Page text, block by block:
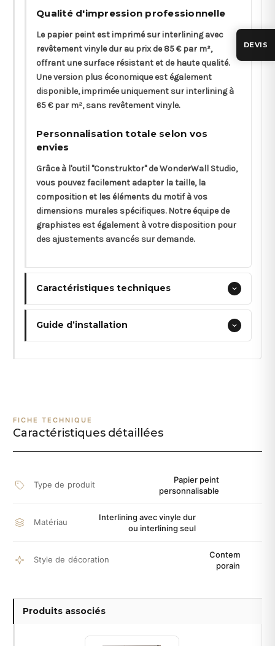
Qualité d'impression professionnelle
Le papier peint est imprimé sur interlining avec
revêtement vinyle dur au prix de 85 € par m²,
offrant une surface résistant et de haute qualité.
Une version plus économique est également
disponible, imprimée uniquement sur interlining à
65 € par m², sans revêtement vinyle.
Personnalisation totale selon vos
envies
Grâce à l'outil "Construktor" de WonderWall Studio,
vous pouvez facilement adapter la taille, la
composition et les éléments du motif à vos
dimensions murales spécifiques. Notre équipe de
graphistes est également à votre disposition pour
des ajustements avancés sur demande.
Caractéristiques techniques
Guide d’installation
FICHE TECHNIQUE
Caractéristiques détaillées
Type de produit
Papier peint
personnalisable
Matériau
Interlining avec vinyle dur
ou interlining seul
Style de décoration
Contem
porain
Produits associés
DEVIS